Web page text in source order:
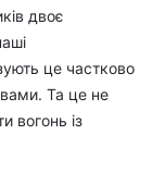
двоє
це частково
Та це не
вогонь із